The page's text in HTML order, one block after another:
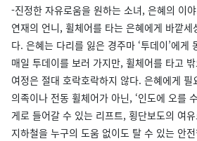
-진정한 자유로움을 원하는 소녀, 은혜의 이
연재의 언니, 휠체어를 타는 은혜에게 바깥세
다. 은혜는 다리를 잃은 경주마 ‘투데이’에게
매일 투데이를 보러 가지만, 휠체어를 타고
여정은 절대 호락호락하지 않다. 은혜에게 필
의족이나 전동 휠체어가 아닌, ‘인도에 오를
게로 들어갈 수 있는 리프트, 횡단보도의 여
지하철을 누구의 도움 없이도 탈 수 있는 안